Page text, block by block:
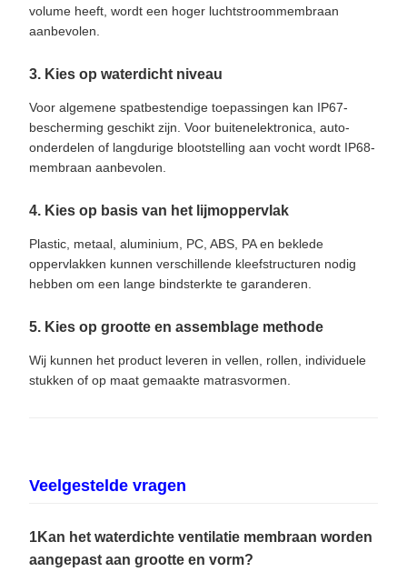
volume heeft, wordt een hoger luchtstroommembraan
aanbevolen.
3. Kies op waterdicht niveau
Voor algemene spatbestendige toepassingen kan IP67-
bescherming geschikt zijn. Voor buitenelektronica, auto-
onderdelen of langdurige blootstelling aan vocht wordt IP68-
membraan aanbevolen.
4. Kies op basis van het lijmoppervlak
Plastic, metaal, aluminium, PC, ABS, PA en beklede
oppervlakken kunnen verschillende kleefstructuren nodig
hebben om een lange bindsterkte te garanderen.
5. Kies op grootte en assemblage methode
Wij kunnen het product leveren in vellen, rollen, individuele
stukken of op maat gemaakte matrasvormen.
Veelgestelde vragen
1Kan het waterdichte ventilatie membraan worden
aangepast aan grootte en vorm?